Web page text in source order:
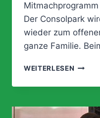
Der Consolpark
wieder zum
ganze Familie.
WEITERLESEN